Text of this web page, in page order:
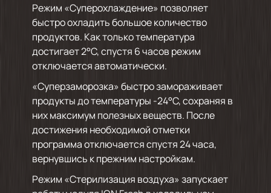
Режим «Суперохлаждение» позволяет
быстро охладить большое количество
продуктов. Как только температура
достигает 2°С, спустя 6 часов режим
отключается автоматически.
«Суперзаморозка» быстро замораживает
продукты до температуры -24°С, сохраняя в
них максимум полезных веществ. После
достижения необходимой отметки
программа отключается спустя 24 часа,
вернувшись к прежним настройкам.
Режим «Стерилизация воздуха» запускает